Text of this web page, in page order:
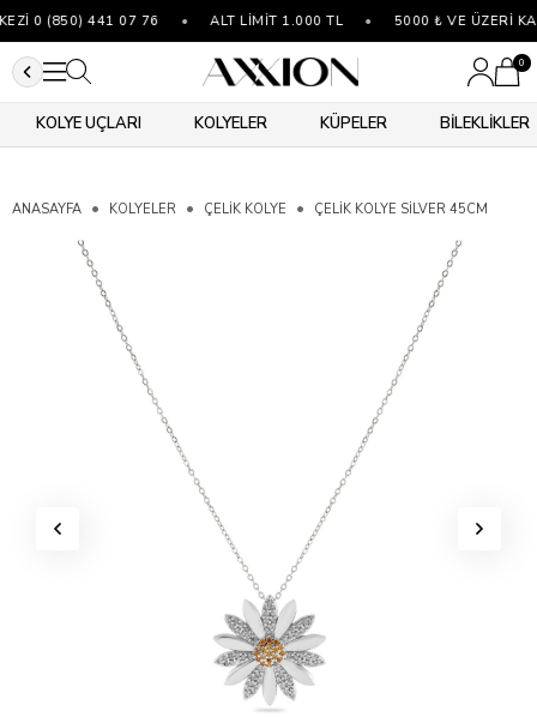
0 (850) 441 07 76 ALT LİMİT 1.000 TL 5000 ₺ VE ÜZERİ
0
KOLYE UÇLARI KOLYELER KÜPELER BİLEKLİKLER
ANASAYFA KOLYELER ÇELIK KOLYE ÇELIK KOLYE SILVER 45CM